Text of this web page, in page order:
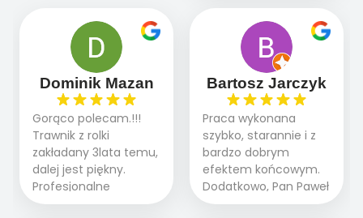
panowie wiedzą co
robią. Wszystko poszło
sprawnie i szybko.
Doradztwo w
pielęgnacji trawnika
teraz i na późniejszym
etapie jest dużym
plusem. Teraz razem
z dzieckiem i małym
pieskiem cieszymy się
pięknym trawnikiem :)
A trawa robi efekt
oczekiwaniami. Prace
przebiegały sprawnie
dzięki temu,że firma
działa kompleksowo :
ogrodnictwo,nawodnienie,
brukarstwo.Efekt
końcowy przerósł
nasze oczekiwania.
Polecamy tę firmę
wszystkim , którzy
marzą o pięknym
Dominik Mazan
Gorąco polecam.!!!
Trawnik z rolki
zakładany 3lata temu,
dalej jest piękny.
Profesjonalne
podejście do pracy,
Bartosz Jarczyk
Praca wykonana
szybko, starannie i z
bardzo dobrym
efektem końcowym.
Dodatkowo, Pan Paweł
chętnie udziela porad